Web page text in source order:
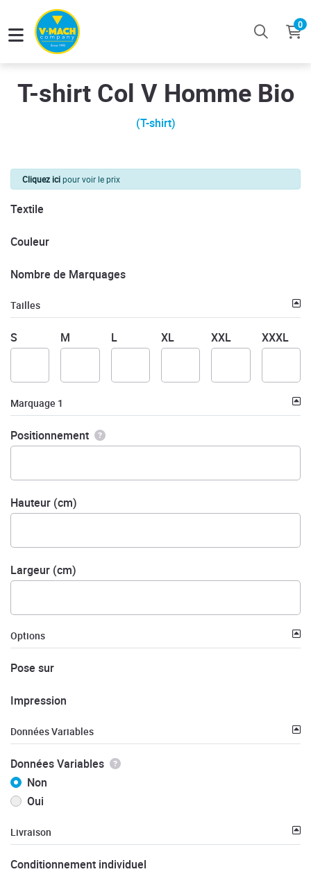
0
T-shirt Col V Homme Bio
(T-shirt)
Cliquez icipour voir le prix
Textile
Couleur
Nombre de Marquages
Tailles
S M L XL XXL XXXL
Marquage 1
Positionnement
Hauteur (cm)
Largeur (cm)
Options
Pose sur
Impression
Données Variables
Données Variables
Non
Oui
Livraison
Conditionnement individuel